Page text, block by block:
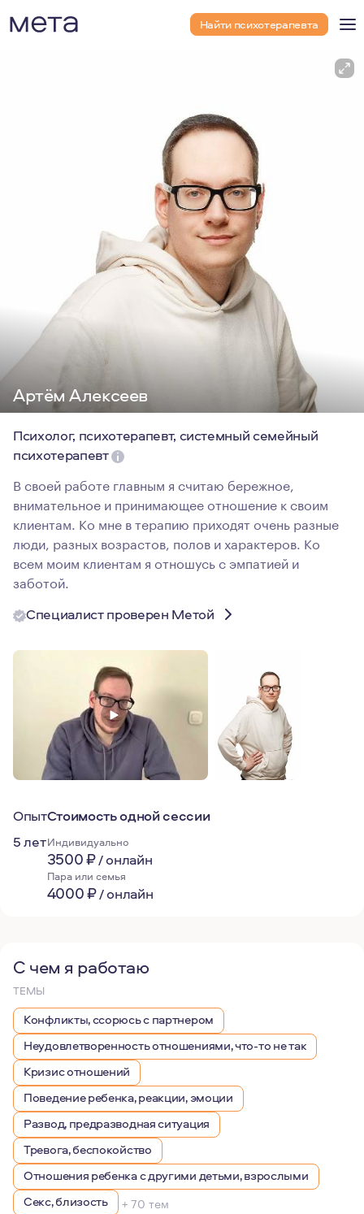
Найти психотерапевта
Артём Алексеев
Психолог, психотерапевт, системный семейный
психотерапевт
В своей работе главным я считаю бережное,
внимательное и принимающее отношение к своим
клиентам. Ко мне в терапию приходят очень разные
люди, разных возрастов, полов и характеров. Ко
всем моим клиентам я отношусь с эмпатией и
заботой.
Специалист проверен Метой
Опыт
5 лет
Стоимость одной сессии
Индивидуально
3500₽/онлайн
Пара или семья
4000₽/онлайн
С чем я работаю
ТЕМЫ
Конфликты, ссорюсь с партнером
Неудовлетворенность отношениями, что-то не так
Кризис отношений
Поведение ребенка, реакции, эмоции
Развод, предразводная ситуация
Тревога, беспокойство
Отношения ребенка с другими детьми, взрослыми
Секс, близость
+ 70 тем